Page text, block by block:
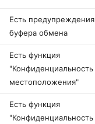
Есть предупреждения
буфера обмена
Есть функция
"Конфиденциальность
местоположения"
Есть функция
"Конфиденциальность